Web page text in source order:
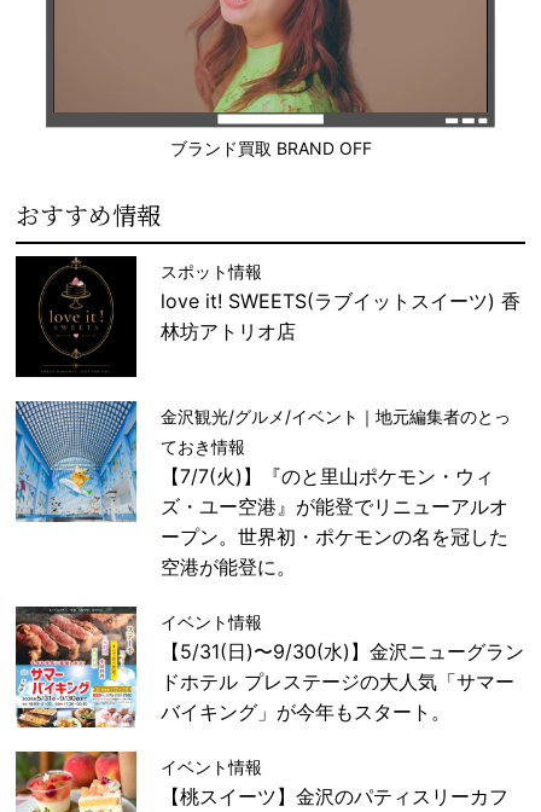
ブランド買取 BRAND OFF
おすすめ情報
スポット情報
love it! SWEETS(ラブイットスイーツ) 香
林坊アトリオ店
金沢観光/グルメ/イベント｜地元編集者のとっ
ておき情報
【7/7(火)】『のと里山ポケモン・ウィ
ズ・ユー空港』が能登でリニューアルオ
ープン。世界初・ポケモンの名を冠した
空港が能登に。
イベント情報
【5/31(日)〜9/30(水)】金沢ニューグラン
ドホテル プレステージの大人気「サマー
バイキング」が今年もスタート。
イベント情報
【桃スイーツ】金沢のパティスリーカフ